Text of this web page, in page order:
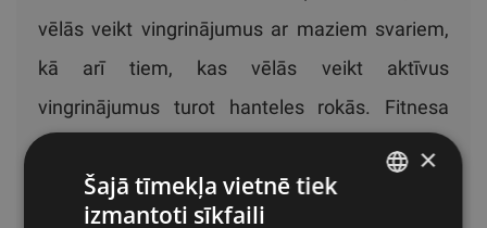
vēlās veikt vingrinājumus ar maziem svariem,
kā arī tiem, kas vēlās veikt aktīvus
vingrinājumus turot hanteles rokās. Fitnesa
hanteles ir pieejamas ar dažādiem
pārklājumiem - vinila, gumijas, epoksīda.
×
Šajā tīmekļa vietnē tiek
izmantoti sīkfaili